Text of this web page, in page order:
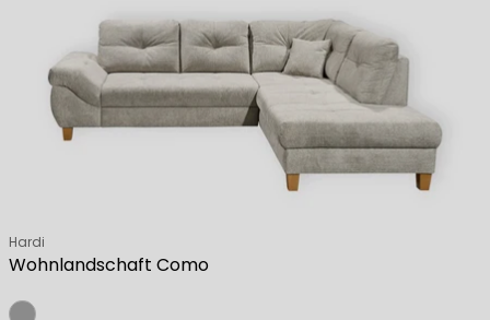
Wohnlandschaft Como
Verkäufer:
Hardi